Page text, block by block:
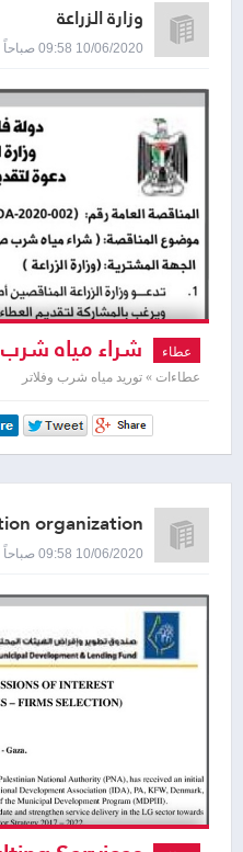
وزارة الزراعة
10/06/2020 09:58 صباحاً
عطاء شراء مياه
عطاءات » توريد مياه شرب وفلاتر
organization
10/06/2020 09:58 صباحاً